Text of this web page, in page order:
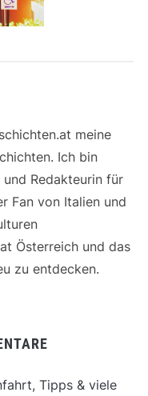
meine
Ich bin
Redakteurin für
Fan von Italien und
Österreich und das
zu entdecken.
Tipps & viele